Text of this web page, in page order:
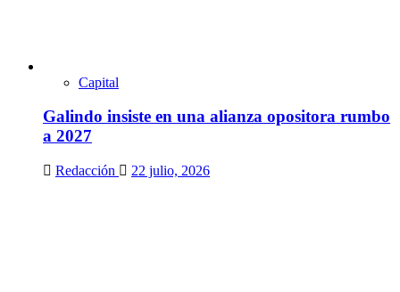
Capital
Galindo insiste en una alianza opositora rumbo
a 2027
Redacción 22 julio, 2026